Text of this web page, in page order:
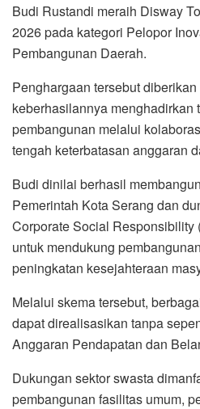
Budi Rustandi meraih Disway
2026 pada kategori Pelopor
Pembangunan Daerah.
Penghargaan tersebut
keberhasilannya menghadirkan
pembangunan melalui
tengah keterbatasan anggaran
Budi dinilai berhasil
Pemerintah Kota Serang dan
Corporate Social Responsibility
untuk mendukung
peningkatan kesejahteraan
Melalui skema tersebut,
dapat direalisasikan tanpa
Anggaran Pendapatan dan
Dukungan sektor swasta
pembangunan fasilitas umum,